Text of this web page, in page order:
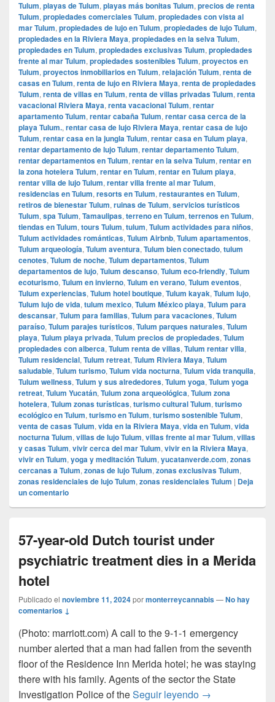
Tulum, playas de Tulum, playas más bonitas Tulum, precios de renta
Tulum, propiedades comerciales Tulum, propiedades con vista al
mar Tulum, propiedades de lujo en Tulum, propiedades de lujo Tulum,
propiedades en la Riviera Maya, propiedades en la selva Tulum,
propiedades en Tulum, propiedades exclusivas Tulum, propiedades
frente al mar Tulum, propiedades sostenibles Tulum, proyectos en
Tulum, proyectos inmobiliarios en Tulum, relajación Tulum, renta de
casas en Tulum, renta de lujo en Riviera Maya, renta de propiedades
Tulum, renta de villas en Tulum, renta de villas privadas Tulum, renta
vacacional Riviera Maya, renta vacacional Tulum, rentar
apartamento Tulum, rentar cabaña Tulum, rentar casa cerca de la
playa Tulum., rentar casa de lujo Riviera Maya, rentar casa de lujo
Tulum, rentar casa en la jungla Tulum, rentar casa en Tulum playa,
rentar departamento de lujo Tulum, rentar departamento Tulum,
rentar departamentos en Tulum, rentar en la selva Tulum, rentar en
la zona hotelera Tulum, rentar en Tulum, rentar en Tulum playa,
rentar villa de lujo Tulum, rentar villa frente al mar Tulum,
residencias en Tulum, resorts en Tulum, restaurantes en Tulum,
retiros de bienestar Tulum, ruinas de Tulum, servicios turísticos
Tulum, spa Tulum, Tamaulipas, terreno en Tulum, terrenos en Tulum,
tiendas en Tulum, tours Tulum, tulum, Tulum actividades para niños,
Tulum actividades románticas, Tulum Airbnb, Tulum apartamentos,
Tulum arqueología, Tulum aventura, Tulum bien conectado, tulum
cenotes, Tulum de noche, Tulum departamentos, Tulum
departamentos de lujo, Tulum descanso, Tulum eco-friendly, Tulum
ecoturismo, Tulum en invierno, Tulum en verano, Tulum eventos,
Tulum experiencias, Tulum hotel boutique, Tulum kayak, Tulum lujo,
Tulum lujo de vida, tulum mexico, Tulum México playa, Tulum para
descansar, Tulum para familias, Tulum para vacaciones, Tulum
paraíso, Tulum parajes turísticos, Tulum parques naturales, Tulum
playa, Tulum playa privada, Tulum precios de propiedades, Tulum
propiedades con alberca, Tulum renta de villas, Tulum rentar villa,
Tulum residencial, Tulum retreat, Tulum Riviera Maya, Tulum
saludable, Tulum turismo, Tulum vida nocturna, Tulum vida tranquila,
Tulum wellness, Tulum y sus alrededores, Tulum yoga, Tulum yoga
retreat, Tulum Yucatán, Tulum zona arqueológica, Tulum zona
hotelera, Tulum zonas turísticas, turismo cultural Tulum, turismo
ecológico en Tulum, turismo en Tulum, turismo sostenible Tulum,
venta de casas Tulum, vida en la Riviera Maya, vida en Tulum, vida
nocturna Tulum, villas de lujo Tulum, villas frente al mar Tulum, villas
y casas Tulum, vivir cerca del mar Tulum, vivir en la Riviera Maya,
vivir en Tulum, yoga y meditación Tulum, yucatanverde.com, zonas
cercanas a Tulum, zonas de lujo Tulum, zonas exclusivas Tulum,
zonas residenciales de lujo Tulum, zonas residenciales Tulum | Deja
un comentario
57-year-old Dutch tourist under
psychiatric treatment dies in a Merida
hotel
Publicado el noviembre 11, 2024pormonterreycannabis—No hay
comentarios ↓
(Photo: marriott.com) A call to the 9-1-1 emergency
number alerted that a man had fallen from the seventh
floor of the Residence Inn Merida hotel; he was staying
there with his family. Agents of the sector the State
Investigation Police of theSeguir leyendo 57-year-old
→